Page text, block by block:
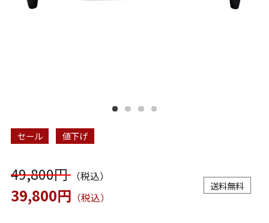
セール 値下げ
49,800円（税込）
39,800円 （税込）
送料無料